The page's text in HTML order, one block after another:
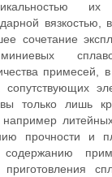
вязкостью,
сочетание
примесей,
сопутствующих
только лишь
прочности и
приготовления